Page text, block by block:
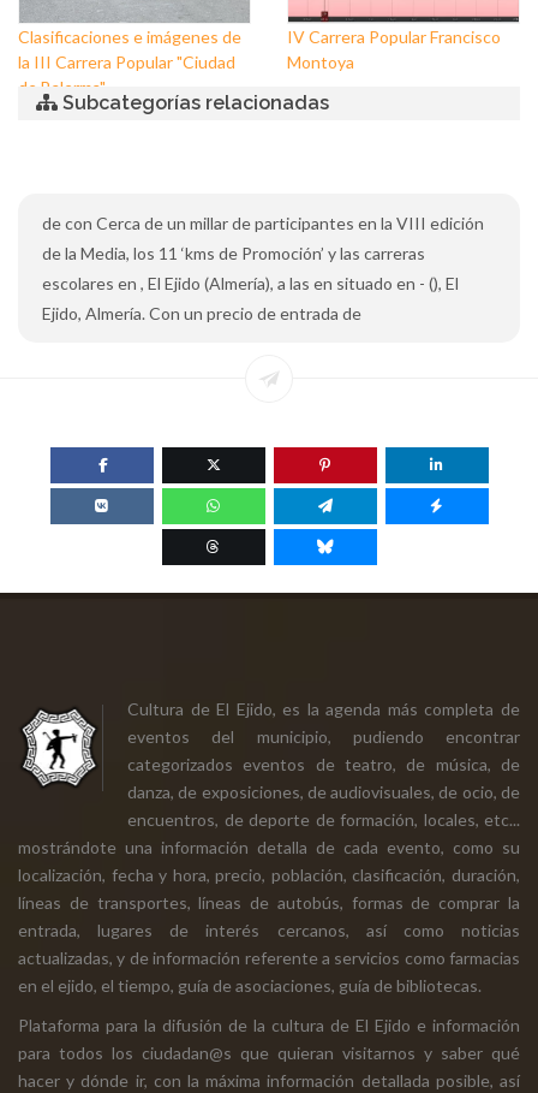
Clasificaciones e imágenes de
la III Carrera Popular "Ciudad
de Balerma"
IV Carrera Popular Francisco
Montoya
Subcategorías relacionadas
de con Cerca de un millar de participantes en la VIII edición
de la Media, los 11 ‘kms de Promoción’ y las carreras
escolares en , El Ejido (Almería), a las en situado en - (), El
Ejido, Almería. Con un precio de entrada de
Cultura de El Ejido, es la agenda más completa de
eventos del municipio, pudiendo encontrar
categorizados eventos de teatro, de música, de
danza, de exposiciones, de audiovisuales, de ocio, de
encuentros, de deporte de formación, locales, etc...
mostrándote una información detalla de cada evento, como su
localización, fecha y hora, precio, población, clasificación, duración,
líneas de transportes, líneas de autobús, formas de comprar la
entrada, lugares de interés cercanos, así como noticias
actualizadas, y de información referente a servicios como farmacias
en el ejido, el tiempo, guía de asociaciones, guía de bibliotecas.
Plataforma para la difusión de la cultura de El Ejido e información
para todos los ciudadan@s que quieran visitarnos y saber qué
hacer y dónde ir, con la máxima información detallada posible, así